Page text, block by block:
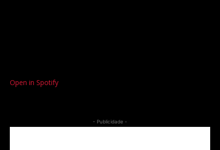
Open in Spotify
- Publicidade -